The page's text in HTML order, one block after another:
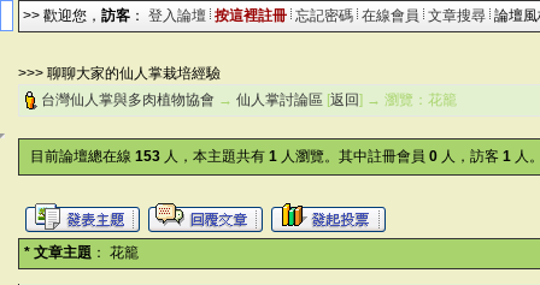
>> 歡迎您， 訪客 ： 登入論壇 按這裡註冊 忘記密碼 在線會員 文章搜尋 論壇
>>> 聊聊大家的仙人掌栽培經驗
台灣仙人掌與多肉植物協會 → 仙人掌討論區 [返回] → 瀏覽：花籠
目前論壇總在線 153 人，本主題共有 1 人瀏覽。其中註冊會員 0 人，訪客 1 人
* 文章主題 ： 花籠